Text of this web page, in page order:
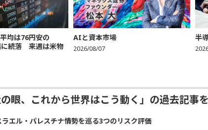
均は76円安の
に続落 来週は米物
AIと資本市場
2026/08/07
半
の眼、これから世界はこう動く」の過去記事
ラエル・パレスチナ情勢を巡る3つのリスク評価